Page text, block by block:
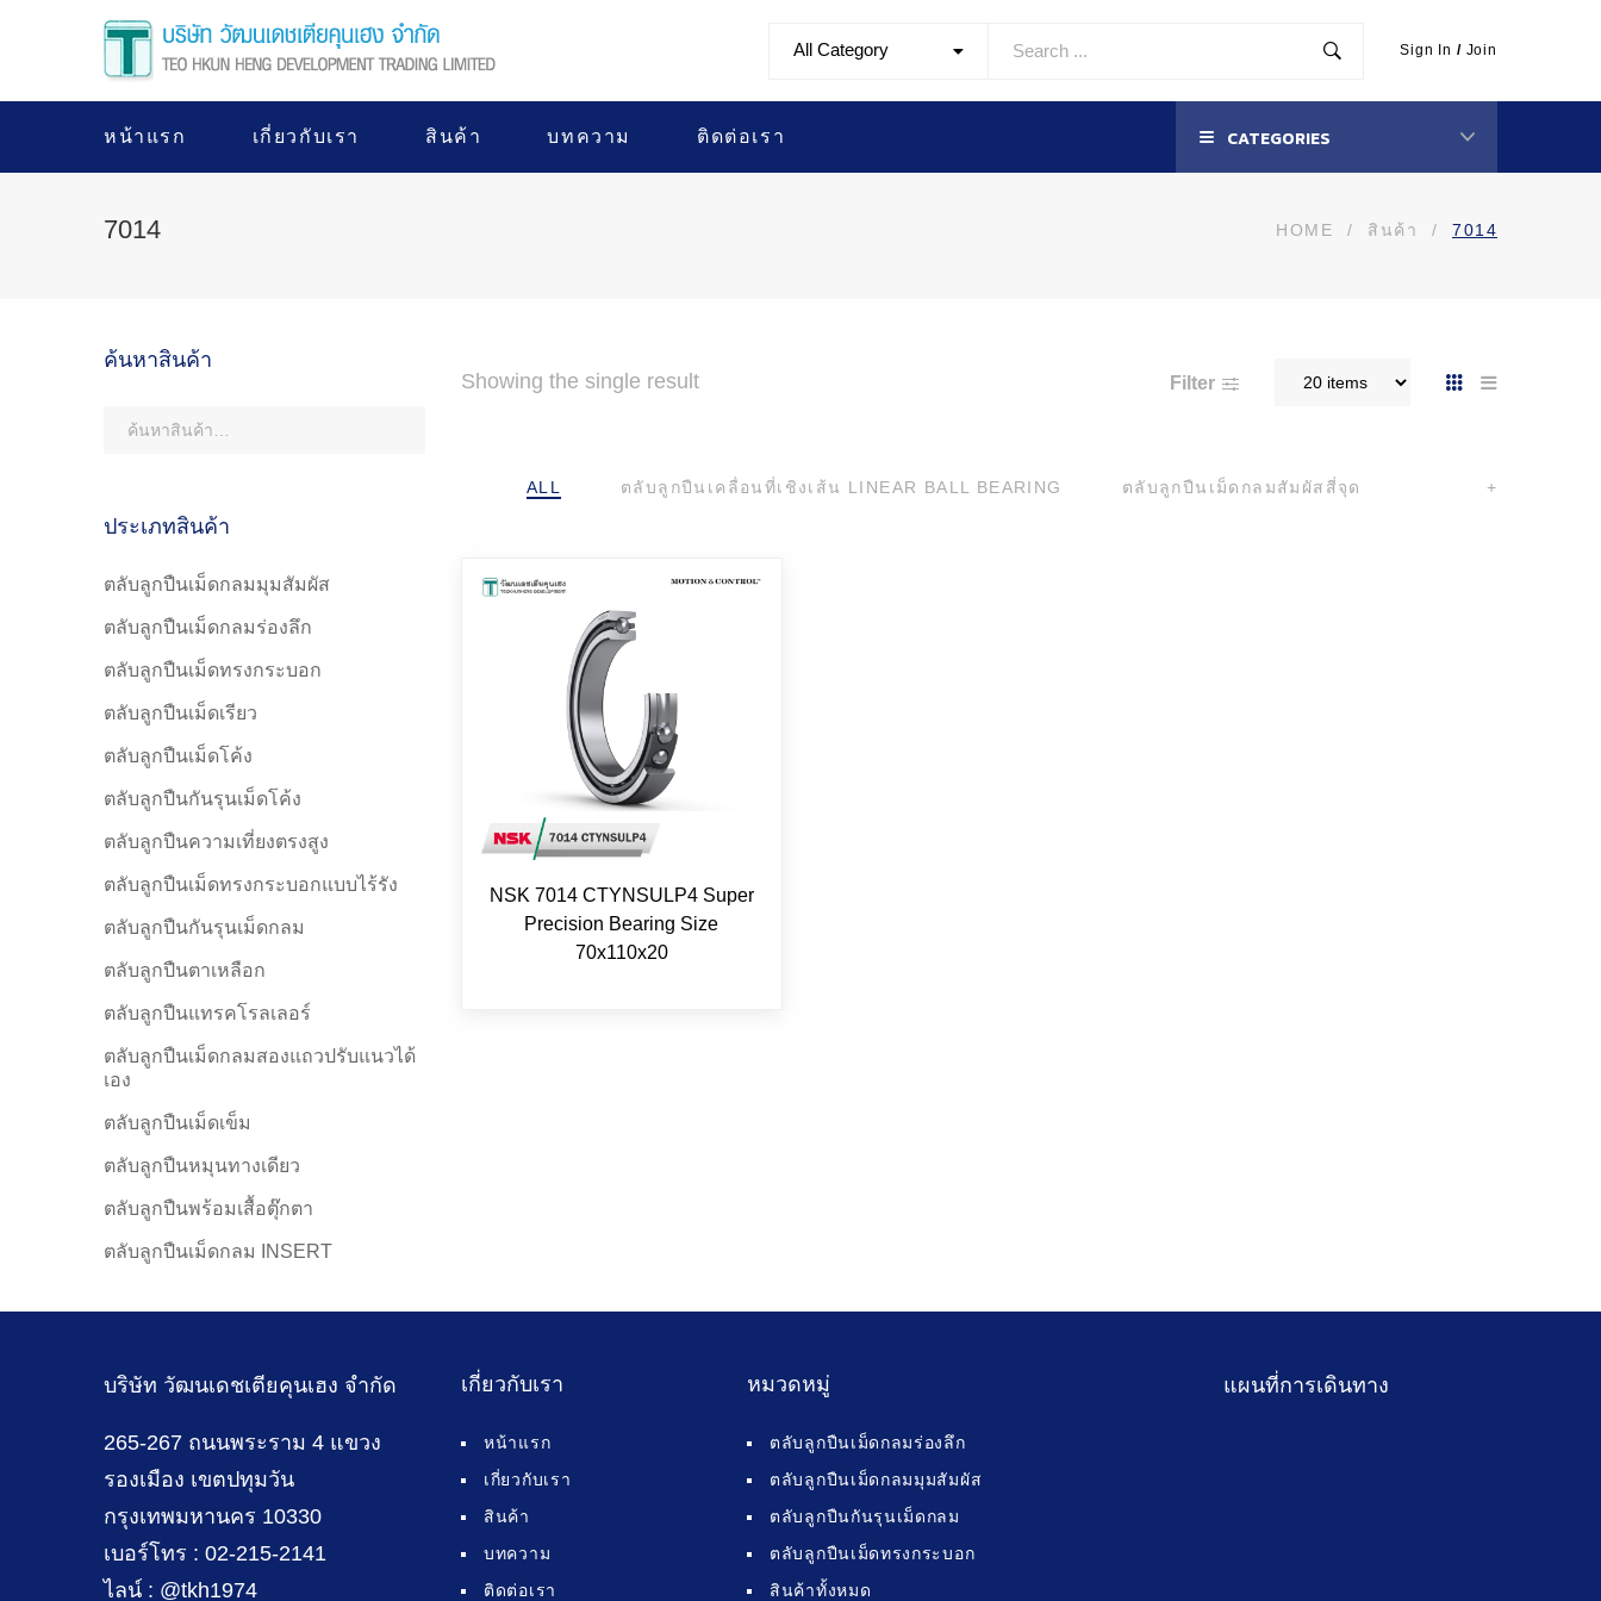
All Category Sign In / Join
หน้าแรก เกี่ยวกับเรา สินค้า บทความ ติดต่อเรา CATEGORIES
7014 HOME / สินค้า / 7014
Showing the single result Filter
ALL ตลับลูกปืนเคลื่อนที่เชิงเส้น LINEAR BALL BEARING ตลับลูกปืนเม็ดกลมสัมผัสสี่จุด +
NSK 7014 CTYNSULP4 Super
Precision Bearing Size
70x110x20
ค้นหาสินค้า
ประเภทสินค้า
ตลับลูกปืนเม็ดกลมมุมสัมผัส
ตลับลูกปืนเม็ดกลมร่องลึก
ตลับลูกปืนเม็ดทรงกระบอก
ตลับลูกปืนเม็ดเรียว
ตลับลูกปืนเม็ดโค้ง
ตลับลูกปืนกันรุนเม็ดโค้ง
ตลับลูกปืนความเที่ยงตรงสูง
ตลับลูกปืนเม็ดทรงกระบอกแบบไร้รัง
ตลับลูกปืนกันรุนเม็ดกลม
ตลับลูกปืนตาเหลือก
ตลับลูกปืนแทรคโรลเลอร์
ตลับลูกปืนเม็ดกลมสองแถวปรับแนวได้
เอง
ตลับลูกปืนเม็ดเข็ม
ตลับลูกปืนหมุนทางเดียว
ตลับลูกปืนพร้อมเสื้อตุ๊กตา
ตลับลูกปืนเม็ดกลม INSERT
บริษัท วัฒนเดชเตียคุนเฮง จำกัด
265-267 ถนนพระราม 4 แขวง
รองเมือง เขตปทุมวัน
กรุงเทพมหานคร 10330
เบอร์โทร : 02-215-2141
ไลน์ : @tkh1974
เกี่ยวกับเรา
หน้าแรก
เกี่ยวกับเรา
สินค้า
บทความ
ติดต่อเรา
หมวดหมู่
ตลับลูกปืนเม็ดกลมร่องลึก
ตลับลูกปืนเม็ดกลมมุมสัมผัส
ตลับลูกปืนกันรุนเม็ดกลม
ตลับลูกปืนเม็ดทรงกระบอก
สินค้าทั้งหมด
แผนที่การเดินทาง